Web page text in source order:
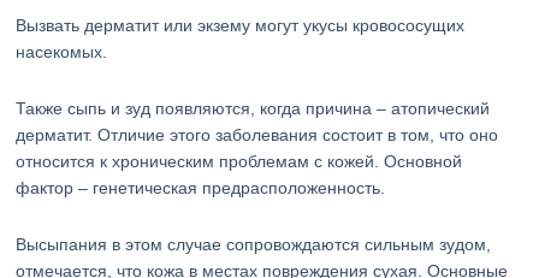
Вызвать дерматит или экзему могут укусы кровососущих
насекомых.
Также сыпь и зуд появляются, когда причина – атопический
дерматит. Отличие этого заболевания состоит в том, что оно
относится к хроническим проблемам с кожей. Основной
фактор – генетическая предрасположенность.
Высыпания в этом случае сопровождаются сильным зудом,
отмечается, что кожа в местах повреждения сухая. Основные